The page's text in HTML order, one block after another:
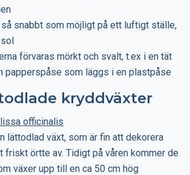
snabbt som möjligt på ett luftigt ställe,
förvaras mörkt och svalt, t.ex i en tät
papperspåse som läggs i en plastpåse
kryddväxter
officinalis
lättodlad växt, som är fin att dekorera
friskt örtte av. Tidigt på våren kommer de
växer upp till en ca 50 cm hög